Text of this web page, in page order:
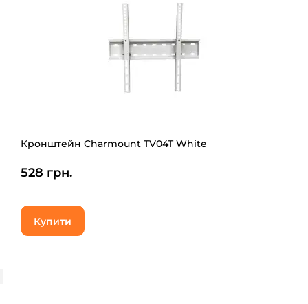
Кронштейн Charmount TV04T White
528 грн.
Купити